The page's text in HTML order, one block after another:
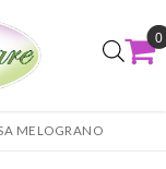
0
MELOGRANO